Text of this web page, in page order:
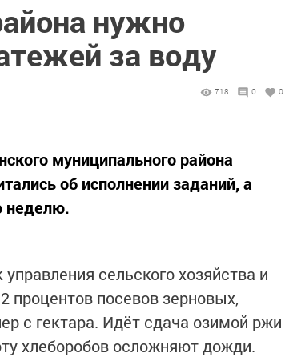
нужно
за воду
718 0 0
муниципального района
об исполнении заданий, а
неделю.
сельского хозяйства и
процентов посевов зерновых,
с гектара. Идёт сдача озимой ржи
хлеборобов осложняют дожди.